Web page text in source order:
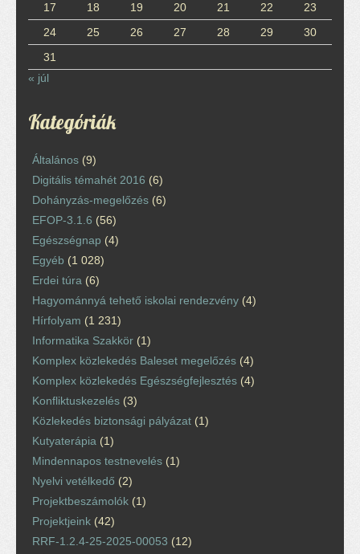
17
18 19 20 21 22
23
24
25 26 27 28 29
30
31
« júl
Kategóriák
Általános (9)
Digitális témahét 2016 (6)
Dohányzás-megelőzés (6)
EFOP-3.1.6 (56)
Egészségnap (4)
Egyéb (1 028)
Erdei túra (6)
Hagyománnyá tehető iskolai rendezvény (4)
Hírfolyam (1 231)
Informatika Szakkör (1)
Komplex közlekedés Baleset megelőzés (4)
Komplex közlekedés Egészségfejlesztés (4)
Konfliktuskezelés (3)
Közlekedés biztonsági pályázat (1)
Kutyaterápia (1)
Mindennapos testnevelés (1)
Nyelvi vetélkedő (2)
Projektbeszámolók (1)
Projektjeink (42)
RRF-1.2.4-25-2025-00053 (12)